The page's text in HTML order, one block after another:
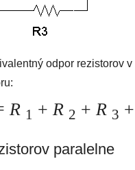
odpor rezistorov
R 1 + R 2 + R 3
paralelne